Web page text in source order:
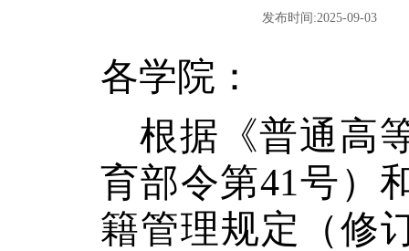
发布时间:2025-09-03
各学院：
根据《普通高
育部令第41号）
籍管理规定（修